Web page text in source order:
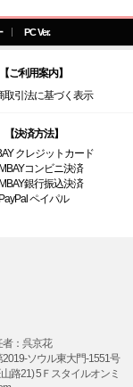
PC Ver.
【ご利用案内】
取引法に基づく表示
【決済方法】
クレジットカード
コンビニ決済
銀行振込決済
PayPal ペイパル
：呉京花
ソウル東大門-1551号
路21) 5Ｆスタイルオンミ